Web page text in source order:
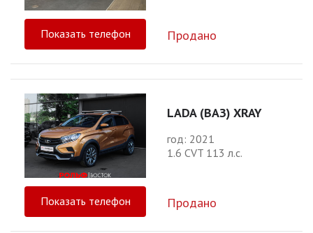
Показать телефон Продано
LADA (ВАЗ) XRAY
год: 2021
1.6 CVT 113 л.с.
Показать телефон Продано